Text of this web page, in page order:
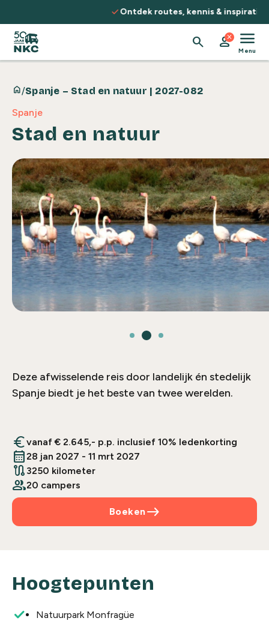
Ontdek routes, kennis & inspiratie
search person
close menu
Menu
home/Spanje – Stad en natuur | 2027-082
Spanje
Stad en natuur
Deze afwisselende reis door landelijk én stedelijk
Spanje biedt je het beste van twee werelden.
eurovanaf € 2.645,- p.p. inclusief 10% ledenkorting
calendar_month28 jan 2027 - 11 mrt 2027
route 3250 kilometer
people20 campers
east
Boeken
Hoogtepunten
Natuurpark Monfragüe